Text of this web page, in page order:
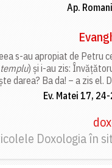
Ap.
s-au apropiat de Petru
) și i-au zis:
darea? Ba da! – a zis el.
Ev. Matei 17,
Doxologia în